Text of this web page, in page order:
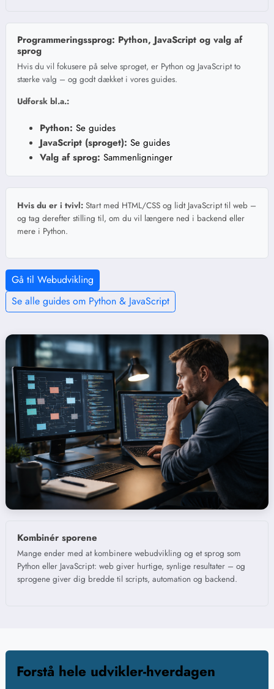
Programmeringssprog: Python, JavaScript og valg af
sprog
Hvis du vil fokusere på selve sproget, er Python og JavaScript to
stærke valg – og godt dækket i vores guides.
Udforsk bl.a.:
Python: Se guides
JavaScript (sproget): Se guides
Valg af sprog: Sammenligninger
Hvis du er i tvivl: Start med HTML/CSS og lidt JavaScript til web –
og tag derefter stilling til, om du vil længere ned i backend eller
mere i Python.
Gå til Webudvikling
Se alle guides om Python & JavaScript
Kombinér sporene
Mange ender med at kombinere webudvikling og et sprog som
Python eller JavaScript: web giver hurtige, synlige resultater – og
sprogene giver dig bredde til scripts, automation og backend.
Forstå hele udvikler-hverdagen